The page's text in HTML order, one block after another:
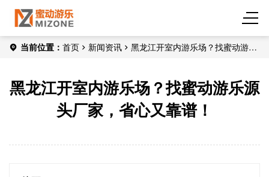
当前位置： 首页 新闻资讯
黑龙江开室内游乐场？找蜜动游乐
黑龙江开室内游乐场？找蜜动游乐源
头厂家，省心又靠谱！